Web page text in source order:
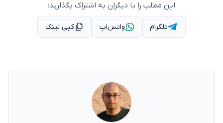
این مطلب را با دیگران به اشتراک بگذارید:
تلگرام واتس‌اپ کپی لینک